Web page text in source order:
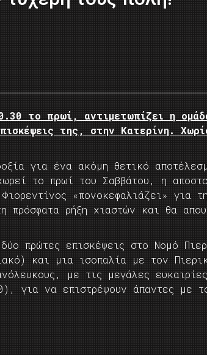
το πρωί, αντιμετωπίζει η
της, στην Κατερίνη.
για ένα ακόμη θετικό
το πρωί του Σαββάτου, η
«πονοκεφαλιάζει» για
πρόσφατα ρήξη χιαστών και θα
πρώτες επισκέψεις στο Νομό
και μια ισοπαλία με τον
με τις μεγάλες
για να επιστρέψουν άπαντες με